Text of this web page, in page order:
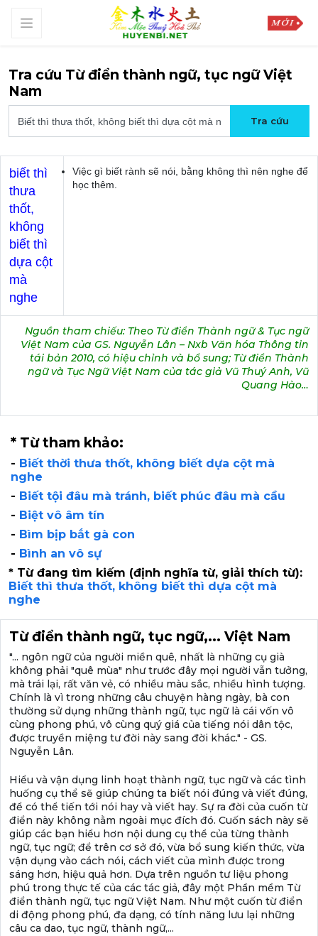
Tra cứu Từ điển thành ngữ, tục ngữ Việt
Nam
biết thì
thưa
thốt,
không
biết thì
dựa cột
mà
nghe
Việc gì biết rành sẽ nói, bằng không thì nên nghe để
học thêm.
Nguồn tham chiếu: Theo Từ điển Thành ngữ & Tục ngữ
Việt Nam của GS. Nguyễn Lân – Nxb Văn hóa Thông tin
tái bản 2010, có hiệu chỉnh và bổ sung; Từ điển Thành
ngữ và Tục Ngữ Việt Nam của tác giả Vũ Thuý Anh, Vũ
Quang Hào…
* Từ tham khảo:
- Biết thời thưa thốt, không biết dựa cột mà
nghe
- Biết tội đâu mà tránh, biết phúc đâu mà cầu
- Biệt vô âm tín
- Bìm bịp bắt gà con
- Bình an vô sự
* Từ đang tìm kiếm (định nghĩa từ, giải thích từ):
Biết thì thưa thốt, không biết thì dựa cột mà
nghe
Từ điển thành ngữ, tục ngữ,... Việt Nam
"... ngôn ngữ của người miền quê, nhất là những cụ già
không phải "quê mùa" như trước đây mọi người vẫn tưởng,
mà trái lại, rất văn vẻ, có nhiều màu sắc, nhiều hình tượng.
Chính là vì trong những câu chuyện hàng ngày, bà con
thường sử dụng những thành ngữ, tục ngữ là cái vốn vô
cùng phong phú, vô cùng quý giá của tiếng nói dân tộc,
được truyền miệng tư đời này sang đời khác." - GS.
Nguyễn Lân.
Hiểu và vận dụng linh hoạt thành ngữ, tục ngữ và các tình
huống cụ thể sẽ giúp chúng ta biết nói đúng và viết đúng,
để có thể tiến tới nói hay và viết hay. Sự ra đời của cuốn từ
điển này không nằm ngoài mục đích đó. Cuốn sách này sẽ
giúp các bạn hiểu hơn nội dung cụ thể của từng thành
ngữ, tục ngữ; để trên cơ sở đó, vừa bổ sung kiến thức, vừa
vận dụng vào cách nói, cách viết của mình được trong
sáng hơn, hiệu quả hơn. Dựa trên nguồn tư liệu phong
phú trong thực tế của các tác giả, đây một Phần mềm Từ
điển thành ngữ, tục ngữ Việt Nam. Như một cuốn từ điển
di động phong phú, đa dạng, có tính năng lưu lại những
câu ca dao, tục ngữ, thành ngữ,...